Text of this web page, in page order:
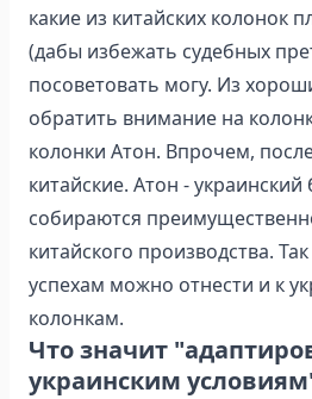
какие из китайских колонок
(дабы избежать судебных
посоветовать могу. Из
обратить внимание на
колонки Атон. Впрочем,
китайские. Атон -
собираются
китайского производства.
успехам можно отнести и к
колонкам.
Что значит
украинским